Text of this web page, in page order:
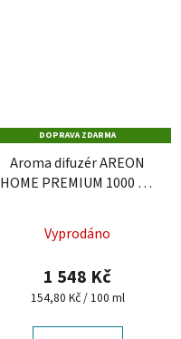
DOPRAVA ZDARMA
Aroma difuzér AREON
HOME PREMIUM 1000 ml
Vyprodáno
1 548 Kč
Měrná
154,80 Kč / 100 ml